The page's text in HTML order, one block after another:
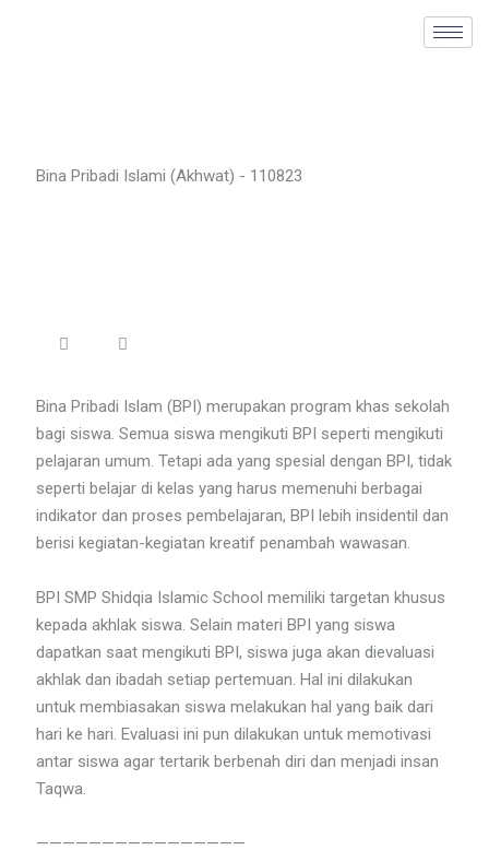
Bina Pribadi Islami (Akhwat) - 110823
Bina Pribadi Islam (BPI) merupakan program khas sekolah
bagi siswa. Semua siswa mengikuti BPI seperti mengikuti
pelajaran umum. Tetapi ada yang spesial dengan BPI, tidak
seperti belajar di kelas yang harus memenuhi berbagai
indikator dan proses pembelajaran, BPI lebih insidentil dan
berisi kegiatan-kegiatan kreatif penambah wawasan.
BPI SMP Shidqia Islamic School memiliki targetan khusus
kepada akhlak siswa. Selain materi BPI yang siswa
dapatkan saat mengikuti BPI, siswa juga akan dievaluasi
akhlak dan ibadah setiap pertemuan. Hal ini dilakukan
untuk membiasakan siswa melakukan hal yang baik dari
hari ke hari. Evaluasi ini pun dilakukan untuk memotivasi
antar siswa agar tertarik berbenah diri dan menjadi insan
Taqwa.
————————————————